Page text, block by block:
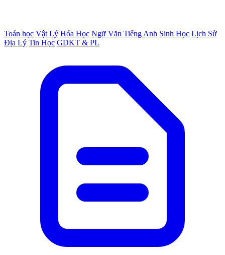
Toán học Vật Lý Hóa Học Ngữ Văn Tiếng Anh Sinh Học Lịch Sử
Địa Lý Tin Học GDKT & PL